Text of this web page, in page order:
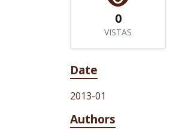
0
VISTAS
Date
2013-01
Authors